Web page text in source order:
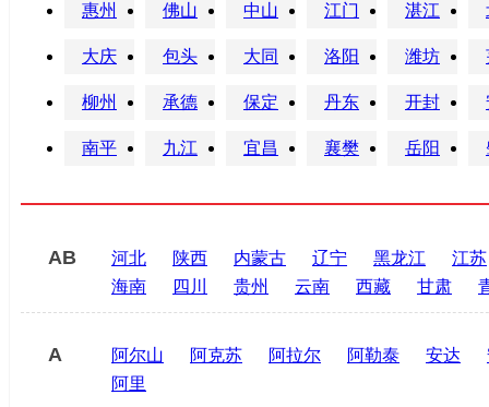
惠州 佛山 中山 江门 湛江
大庆 包头 大同 洛阳 潍坊
柳州 承德 保定 丹东 开封
南平 九江 宜昌 襄樊 岳阳
AB 河北 陕西 内蒙古 辽宁 黑龙江
江苏
海南
四川 贵州 云南 西藏 甘肃
A 阿尔山 阿克苏 阿拉尔 阿勒泰 安达
阿里